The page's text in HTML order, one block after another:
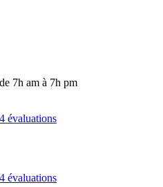
7h am à 7h pm
évaluations
évaluations